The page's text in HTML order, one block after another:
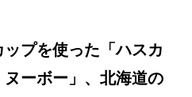
プを使った「ハスカ
ヌーボー」、北海道の